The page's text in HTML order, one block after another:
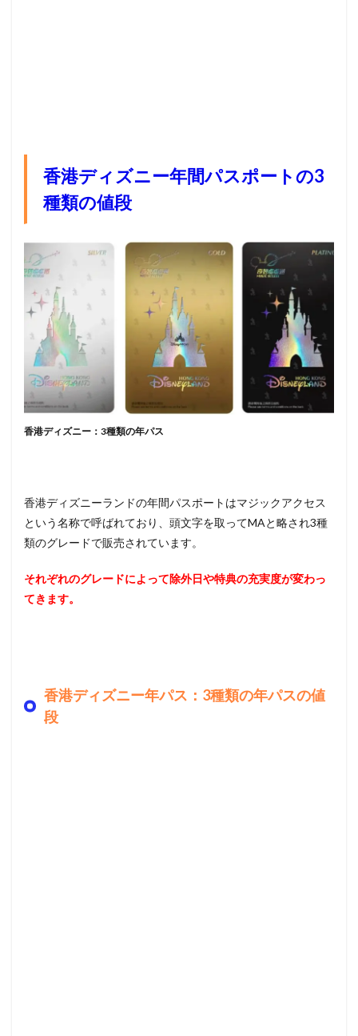
香港ディズニー年間パスポートの3
種類の値段
香港ディズニー：3種類の年パス
香港ディズニーランドの年間パスポートはマジックアクセス
という名称で呼ばれており、頭文字を取ってMAと略され3種
類のグレードで販売されています。
それぞれのグレードによって除外日や特典の充実度が変わっ
てきます。
香港ディズニー年パス：3種類の年パスの値
段